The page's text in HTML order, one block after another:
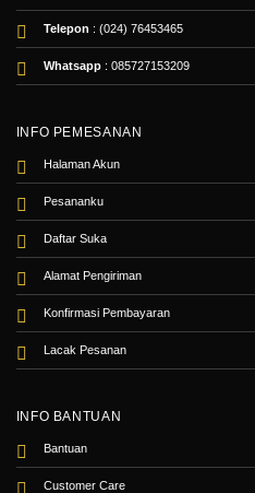
Telepon : (024) 76453465
Whatsapp: 085727153209
INFO PEMESANAN
Halaman Akun
Pesananku
Daftar Suka
Alamat Pengiriman
Konfirmasi Pembayaran
Lacak Pesanan
INFO BANTUAN
Bantuan
Customer Care